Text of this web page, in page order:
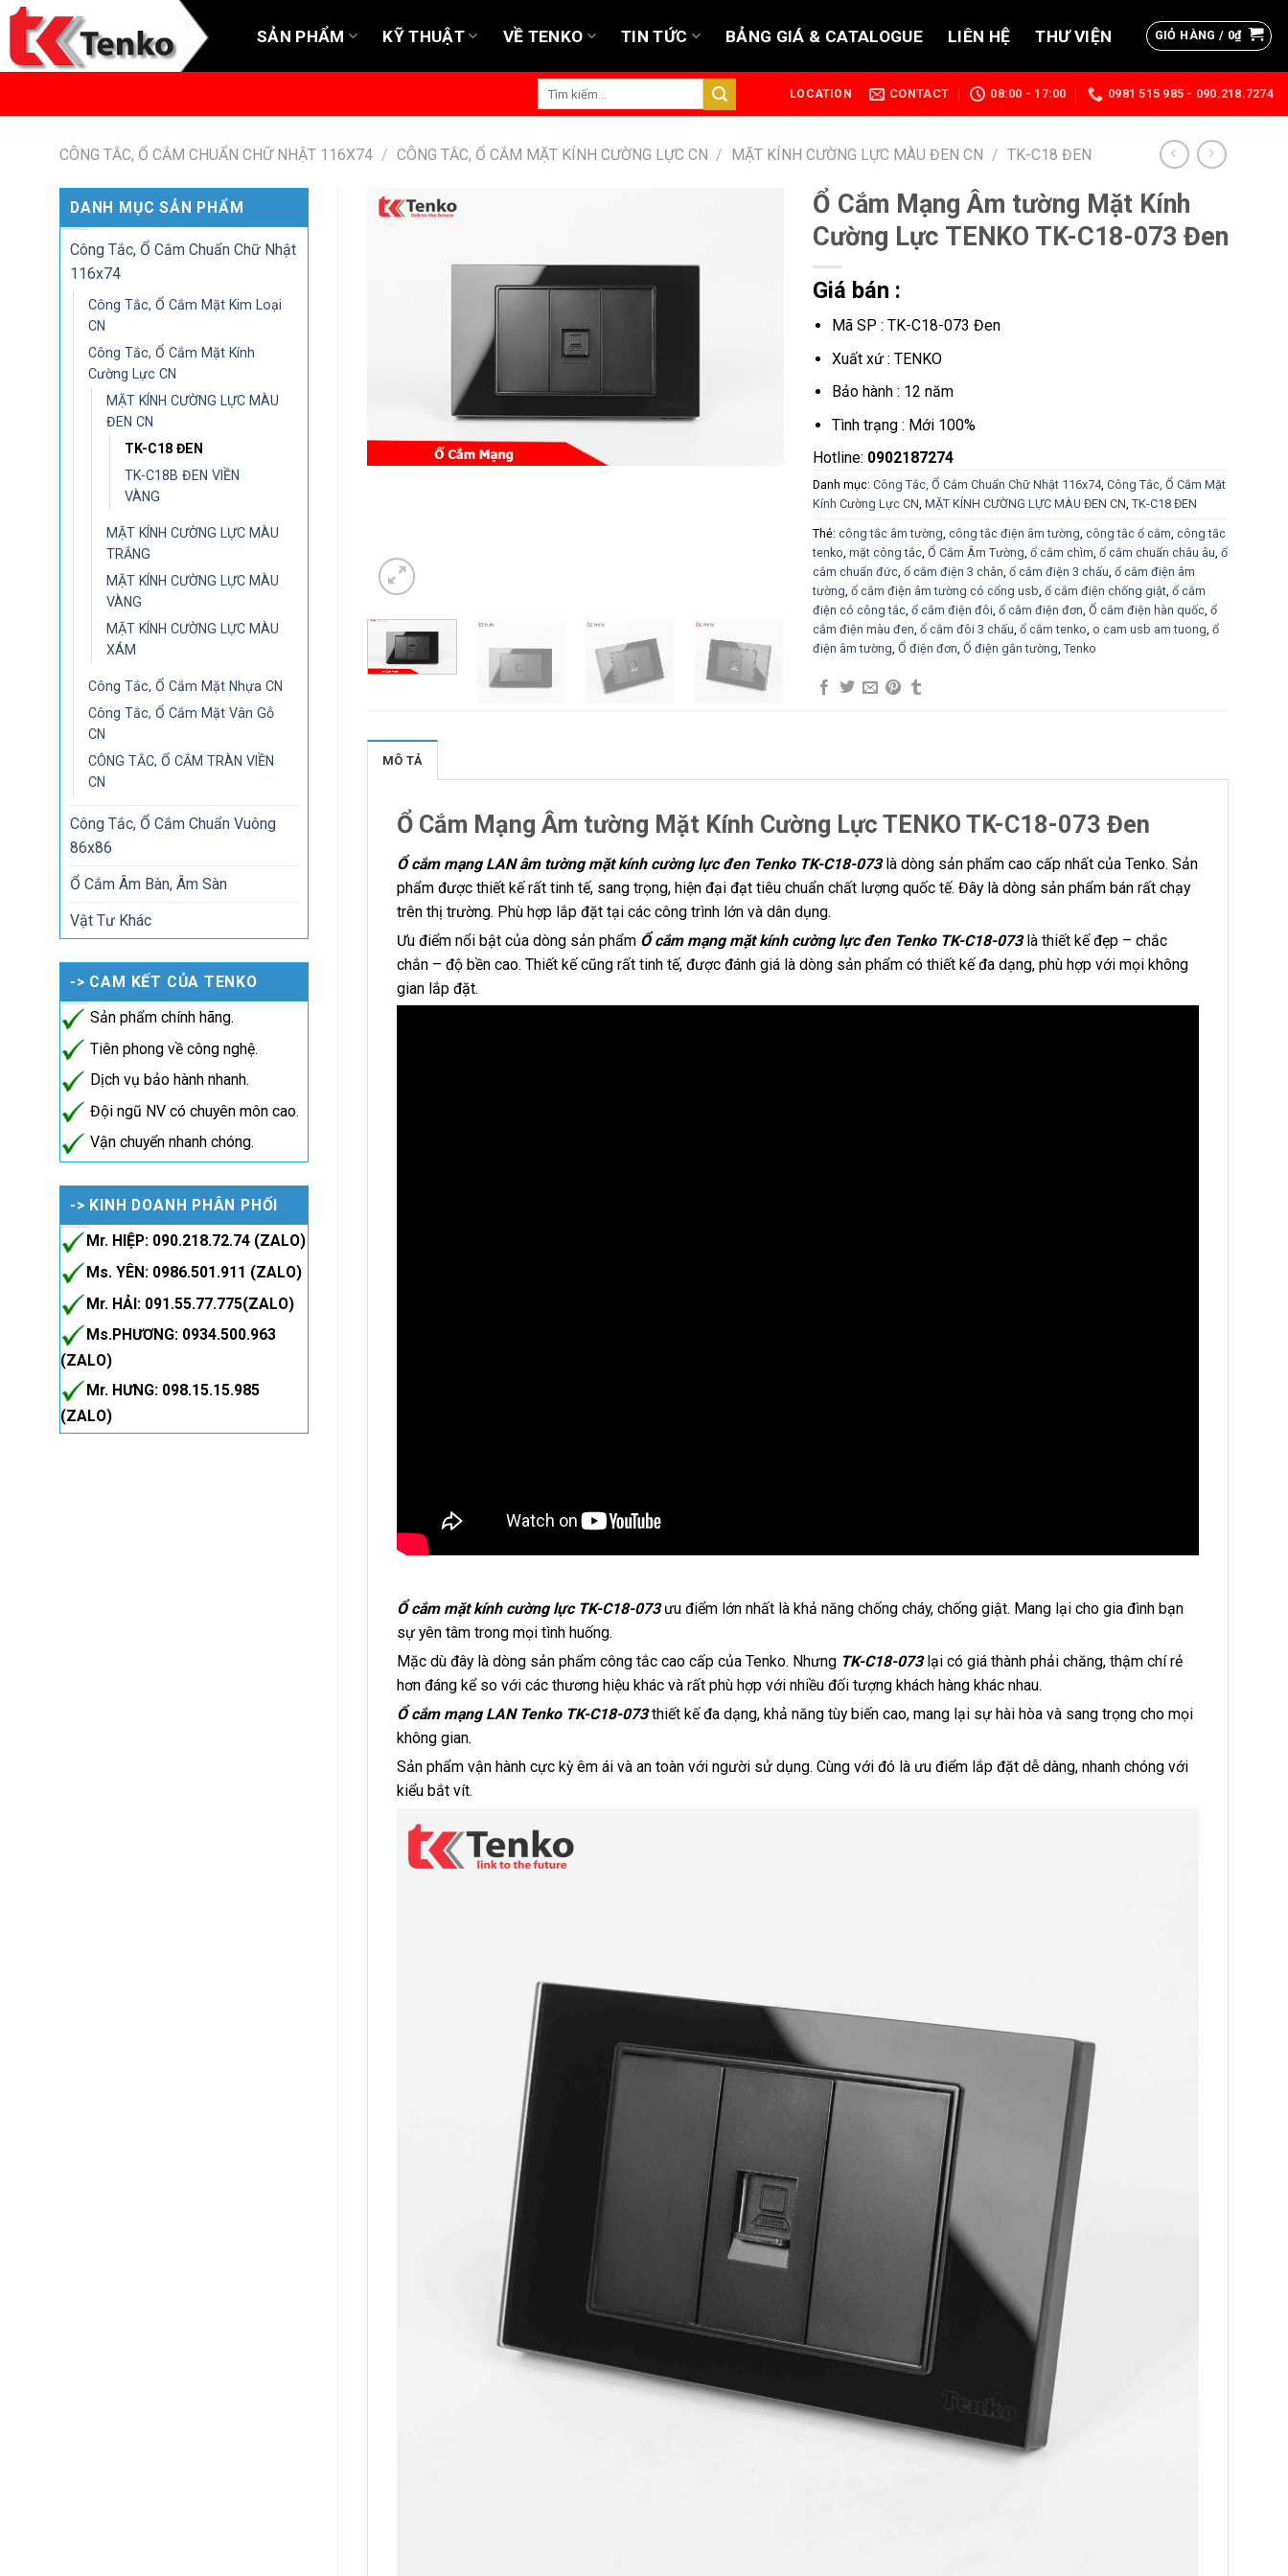
Skip
content
SẢN PHẨM KỸ THUẬT VỀ TENKO TIN TỨC BẢNG GIÁ & CATALOGUE LIÊN HỆ THƯ VIỆN GIỎ HÀNG / 0₫
LOCATION CONTACT 08:00 - 17:00 0981 515 985 - 090.218.7274
CÔNG TẮC, Ổ CẮM CHUẨN CHỮ NHẬT 116X74 / CÔNG TẮC, Ổ CẮM MẶT KÍNH CƯỜNG LỰC CN / MẶT KÍNH CƯỜNG LỰC MÀU ĐEN CN / TK-C18 ĐEN
DANH MỤC SẢN PHẨM
Công Tắc, Ổ Cắm Chuẩn Chữ Nhật
116x74
Công Tắc, Ổ Cắm Mặt Kim Loại
CN
Công Tắc, Ổ Cắm Mặt Kính
Cường Lực CN
MẶT KÍNH CƯỜNG LỰC MÀU
ĐEN CN
TK-C18 ĐEN
TK-C18B ĐEN VIỀN
VÀNG
MẶT KÍNH CƯỜNG LỰC MÀU
TRẮNG
MẶT KÍNH CƯỜNG LỰC MÀU
VÀNG
MẶT KÍNH CƯỜNG LỰC MÀU
XÁM
Công Tắc, Ổ Cắm Mặt Nhựa CN
Công Tắc, Ổ Cắm Mặt Vân Gỗ
CN
CÔNG TẮC, Ổ CẮM TRÀN VIỀN
CN
Công Tắc, Ổ Cắm Chuẩn Vuông
86x86
Ổ Cắm Âm Bàn, Âm Sàn
Vật Tư Khác
-> CAM KẾT CỦA TENKO
Sản phẩm chính hãng.
Tiên phong về công nghệ.
Dịch vụ bảo hành nhanh.
Đội ngũ NV có chuyên môn cao.
Vận chuyển nhanh chóng.
-> KINH DOANH PHÂN PHỐI
Mr. HIỆP: 090.218.72.74 (ZALO)
Ms. YÊN: 0986.501.911 (ZALO)
Mr. HẢI: 091.55.77.775(ZALO)
Ms.PHƯƠNG: 0934.500.963
(ZALO)
Mr. HƯNG: 098.15.15.985
(ZALO)
Ổ Cắm Mạng Âm tường Mặt Kính
Cường Lực TENKO TK-C18-073 Đen
Giá bán :
Mã SP : TK-C18-073 Đen
Xuất xứ : TENKO
Bảo hành : 12 năm
Tình trạng : Mới 100%
Hotline: 0902187274
Danh mục: Công Tắc, Ổ Cắm Chuẩn Chữ Nhật 116x74, Công Tắc, Ổ Cắm Mặt
Kính Cường Lực CN, MẶT KÍNH CƯỜNG LỰC MÀU ĐEN CN, TK-C18 ĐEN
Thẻ: công tắc âm tường, công tắc điện âm tường, công tắc ổ cắm, công tắc
tenko, mặt công tắc, Ổ Cắm Âm Tường, ổ cắm chìm, ổ cắm chuẩn châu âu, ổ
cắm chuẩn đức, ổ cắm điện 3 chân, ổ cắm điện 3 chấu, ổ cắm điện âm
tường, ổ cắm điện âm tường có cổng usb, ổ cắm điện chống giật, ổ cắm
điện có công tắc, ổ cắm điện đôi, ổ cắm điện đơn, Ổ cắm điện hàn quốc, ổ
cắm điện màu đen, ổ cắm đôi 3 chấu, ổ cắm tenko, o cam usb am tuong, ổ
điện âm tường, Ổ điện đơn, Ổ điện gắn tường, Tenko
MÔ TẢ
Ổ Cắm Mạng Âm tường Mặt Kính Cường Lực TENKO TK-C18-073 Đen
Ổ cắm mạng LAN âm tường mặt kính cường lực đen Tenko TK-C18-073là dòng sản phẩm cao cấp nhất của Tenko. Sản
phẩm được thiết kế rất tinh tế, sang trọng, hiện đại đạt tiêu chuẩn chất lượng quốc tế. Đây là dòng sản phẩm bán rất chạy
trên thị trường. Phù hợp lắp đặt tại các công trình lớn và dân dụng.
Ưu điểm nổi bật của dòng sản phẩm Ổcắm mạng mặt kính cường lực đen Tenko TK-C18-073là thiết kế đẹp – chắc
chắn – độ bền cao. Thiết kế cũng rất tinh tế, được đánh giá là dòng sản phẩm có thiết kế đa dạng, phù hợp với mọi không
gian lắp đặt.
Ổ cắm mặt kính cường lực TK-C18-073ưu điểm lớn nhất là khả năng chống cháy, chống giật. Mang lại cho gia đình bạn
sự yên tâm trong mọi tình huống.
Mặc dù đây là dòng sản phẩm công tắc cao cấp của Tenko. Nhưng TK-C18-073lại có giá thành phải chăng, thậm chí rẻ
hơn đáng kể so với các thương hiệu khác và rất phù hợp với nhiều đối tượng khách hàng khác nhau.
Ổ cắm mạng LAN Tenko TK-C18-073thiết kế đa dạng, khả năng tùy biến cao, mang lại sự hài hòa và sang trọng cho mọi
không gian.
Sản phẩm vận hành cực kỳ êm ái và an toàn với người sử dụng. Cùng với đó là ưu điểm lắp đặt dễ dàng, nhanh chóng với
kiểu bắt vít.